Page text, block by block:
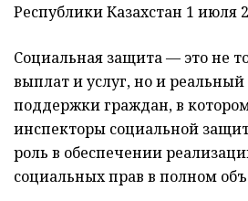
Республики Казахстан 1 июля
Социальная защита — это не
выплат и услуг, но и
поддержки граждан, в
инспекторы социальной
роль в обеспечении
социальных прав в полном